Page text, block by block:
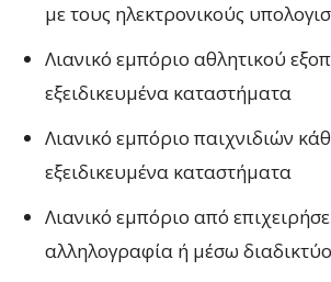
με τους ηλεκτρονικούς
Λιανικό εμπόριο αθλητικού
εξειδικευμένα καταστήματα
Λιανικό εμπόριο παιχνιδιών
εξειδικευμένα καταστήματα
Λιανικό εμπόριο από
αλληλογραφία ή μέσω